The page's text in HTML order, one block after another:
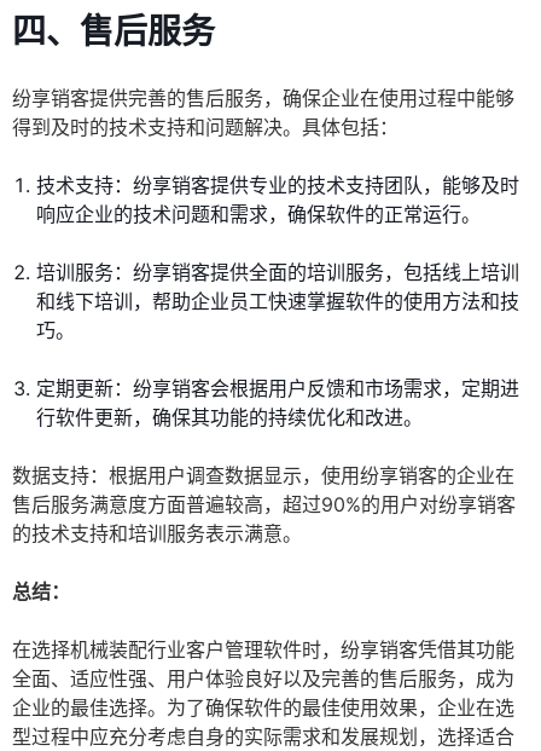
四、售后服务
纷享销客提供完善的售后服务，确保企业在使用过程中能够
得到及时的技术支持和问题解决。具体包括：
技术支持：纷享销客提供专业的技术支持团队，能够及时
响应企业的技术问题和需求，确保软件的正常运行。
培训服务：纷享销客提供全面的培训服务，包括线上培训
和线下培训，帮助企业员工快速掌握软件的使用方法和技
巧。
定期更新：纷享销客会根据用户反馈和市场需求，定期进
行软件更新，确保其功能的持续优化和改进。
数据支持：根据用户调查数据显示，使用纷享销客的企业在
售后服务满意度方面普遍较高，超过90%的用户对纷享销客
的技术支持和培训服务表示满意。
总结：
在选择机械装配行业客户管理软件时，纷享销客凭借其功能
全面、适应性强、用户体验良好以及完善的售后服务，成为
企业的最佳选择。为了确保软件的最佳使用效果，企业在选
型过程中应充分考虑自身的实际需求和发展规划，选择适合